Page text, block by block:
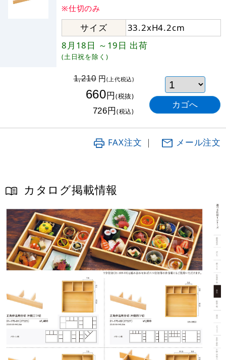
※仕切のみ
サイズ
33.2xH4.2cm
8月18日 ～19日 出荷
(土日祝を除く)
1,210円(上代税込)
660円(税抜)
726円(税込)
FAX注文 ｜ メール注文
カタログ掲載情報